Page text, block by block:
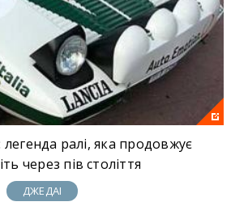
ралі, яка продовжує
через пів століття
ДЖЕДАІ